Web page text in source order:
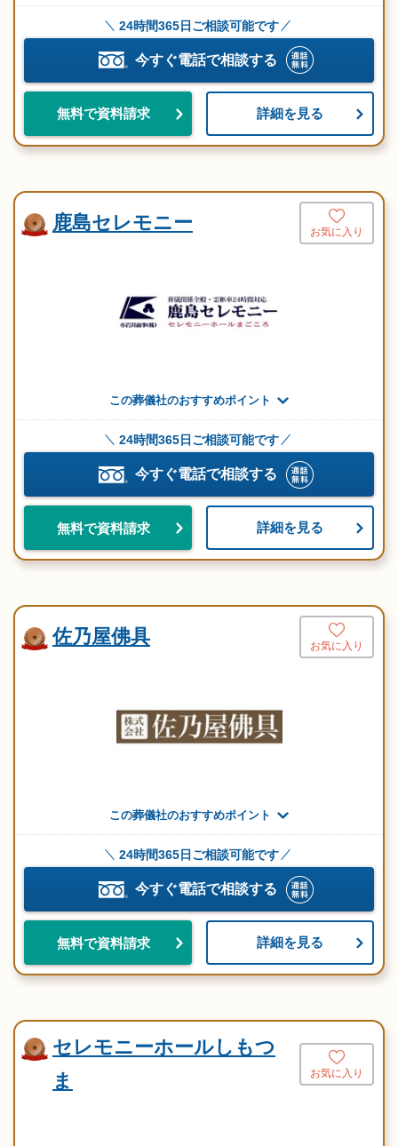
24時間365日ご相談可能です
今すぐ電話で相談する
無料で資料請求 詳細を見る
鹿島セレモニー お気に入り
この葬儀社のおすすめポイント
24時間365日ご相談可能です
今すぐ電話で相談する
無料で資料請求 詳細を見る
佐乃屋佛具 お気に入り
この葬儀社のおすすめポイント
24時間365日ご相談可能です
今すぐ電話で相談する
無料で資料請求 詳細を見る
セレモニーホールしもつ
ま
お気に入り